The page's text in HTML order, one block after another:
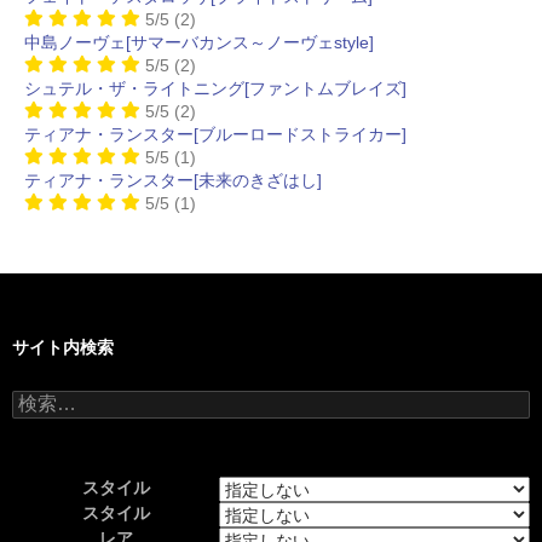
5/5 (2)
中島ノーヴェ[サマーバカンス～ノーヴェstyle]
5/5 (2)
シュテル・ザ・ライトニング[ファントムブレイズ]
5/5 (2)
ティアナ・ランスター[ブルーロードストライカー]
5/5 (1)
ティアナ・ランスター[未来のきざはし]
5/5 (1)
サイト内検索
検
索:
スタイル
スタイル